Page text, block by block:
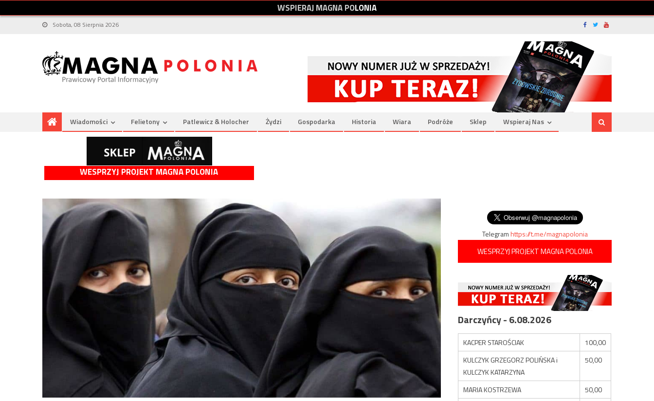
WSPIERAJMAGNAPOLONIA
Sobota, 08 Sierpnia 2026
Wiadomości Felietony Patlewicz & Holocher Żydzi Gospodarka Historia Wiara Podróże Sklep Wspieraj Nas
WESPRZYJ PROJEKT MAGNA POLONIA
Telegramhttps://t.me/magnapolonia
WESPRZYJ PROJEKT MAGNA POLONIA
Darczyńcy - 6.08.2026
KACPER STAROŚCIAK
100,00
KULCZYK GRZEGORZ POLIŃSKA i
KULCZYK KATARZYNA
50,00
MARIA KOSTRZEWA
50,00